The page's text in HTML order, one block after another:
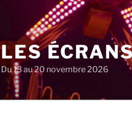
LES
Du 13 au 20 novembre 2026